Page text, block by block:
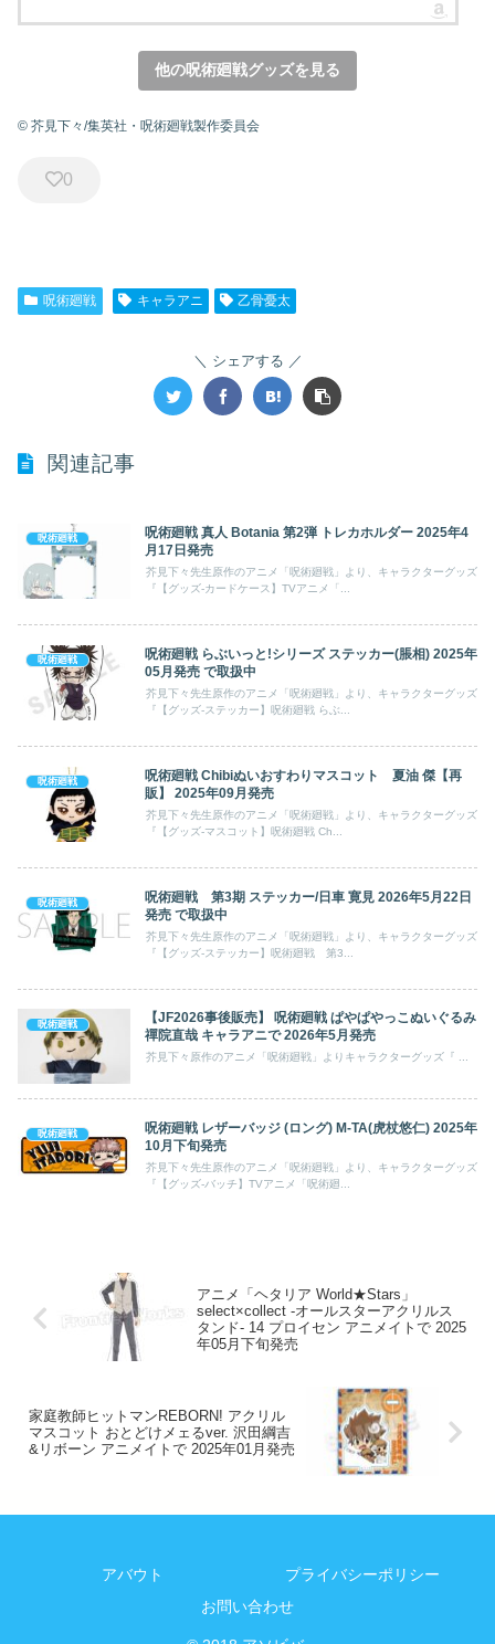
他の呪術廻戦グッズを見る
© 芥見下々/集英社・呪術廻戦製作委員会
0
呪術廻戦 キャラアニ 乙骨憂太
シェアする
関連記事
呪術廻戦
呪術廻戦 真人 Botania 第2弾 トレカホルダー 2025年4
月17日発売
芥見下々先生原作のアニメ「呪術廻戦」より、キャラクターグッズ
『【グッズ-カードケース】TVアニメ「...
呪術廻戦
呪術廻戦 らぶいっと!シリーズ ステッカー(脹相) 2025年
05月発売 で取扱中
芥見下々先生原作のアニメ「呪術廻戦」より、キャラクターグッズ
『【グッズ-ステッカー】呪術廻戦 らぶ...
呪術廻戦
呪術廻戦 Chibiぬいおすわりマスコット 夏油 傑【再
販】 2025年09月発売
芥見下々先生原作のアニメ「呪術廻戦」より、キャラクターグッズ
『【グッズ-マスコット】呪術廻戦 Ch...
呪術廻戦
呪術廻戦 第3期 ステッカー/日車 寛見 2026年5月22日
発売 で取扱中
芥見下々先生原作のアニメ「呪術廻戦」より、キャラクターグッズ
『【グッズ-ステッカー】呪術廻戦 第3...
呪術廻戦
【JF2026事後販売】 呪術廻戦 ぱやぱやっこぬいぐるみ
禪院直哉 キャラアニで 2026年5月発売
芥見下々原作のアニメ「呪術廻戦」よりキャラクターグッズ『 ...
呪術廻戦
呪術廻戦 レザーバッジ (ロング) M-TA(虎杖悠仁) 2025年
10月下旬発売
芥見下々先生原作のアニメ「呪術廻戦」より、キャラクターグッズ
『【グッズ-バッチ】TVアニメ「呪術廻...
アニメ「ヘタリア World★Stars」
select×collect -オールスターアクリルス
タンド- 14 プロイセン アニメイトで 2025
年05月下旬発売
家庭教師ヒットマンREBORN! アクリル
マスコット おとどけメェるver. 沢田綱吉
&リボーン アニメイトで 2025年01月発売
アバウト
プライバシーポリシー
お問い合わせ